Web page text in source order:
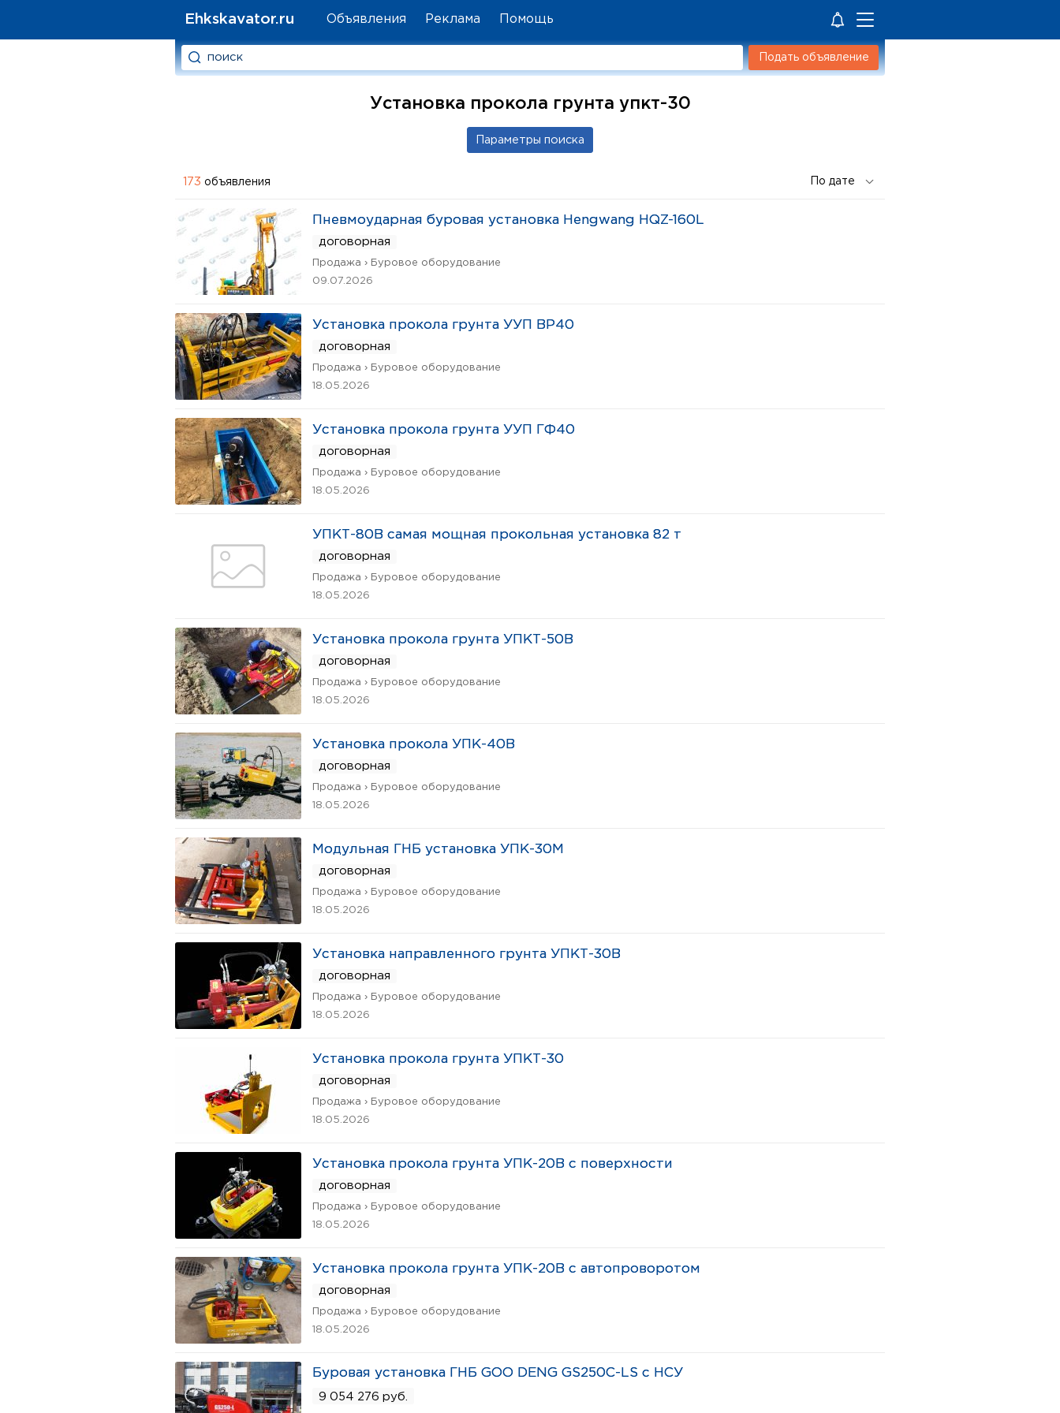
Ehkskavator.ru Объявления Реклама Помощь
Подать объявление
Установка прокола грунта упкт-30
173 объявления
Пневмоударная буровая установка Hengwang HQZ-160L
договорная
Продажа › Буровое оборудование
09.07.2026
Установка прокола грунта УУП ВР40
договорная
Продажа › Буровое оборудование
18.05.2026
Установка прокола грунта УУП ГФ40
договорная
Продажа › Буровое оборудование
18.05.2026
УПКТ-80В самая мощная прокольная установка 82 т
договорная
Продажа › Буровое оборудование
18.05.2026
Установка прокола грунта УПКТ-50В
договорная
Продажа › Буровое оборудование
18.05.2026
Установка прокола УПК-40В
договорная
Продажа › Буровое оборудование
18.05.2026
Модульная ГНБ установка УПК-30М
договорная
Продажа › Буровое оборудование
18.05.2026
Установка направленного грунта УПКТ-30В
договорная
Продажа › Буровое оборудование
18.05.2026
Установка прокола грунта УПКТ-30
договорная
Продажа › Буровое оборудование
18.05.2026
Установка прокола грунта УПК-20В с поверхности
договорная
Продажа › Буровое оборудование
18.05.2026
Установка прокола грунта УПК-20В с автопроворотом
договорная
Продажа › Буровое оборудование
18.05.2026
Буровая установка ГНБ GOO DENG GS250C-LS с НСУ
9 054 276 руб.